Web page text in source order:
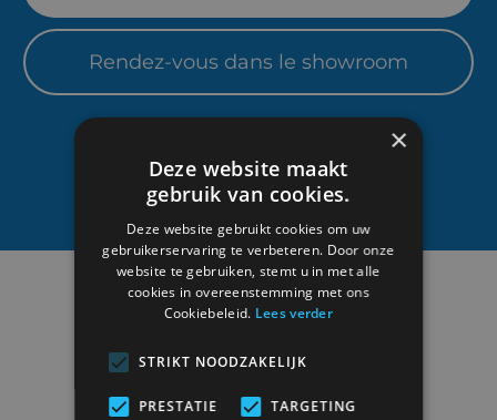
Rendez-vous dans le showroom
Note moyenne de 4.5/5 sur les reviews
×
Deze website maakt
gebruik van cookies.
Deze website gebruikt cookies om uw
gebruikerservaring te verbeteren. Door onze
website te gebruiken, stemt u in met alle
cookies in overeenstemming met ons
Cookiebeleid. Lees verder
STRIKT NOODZAKELIJK
PRESTATIE TARGETING